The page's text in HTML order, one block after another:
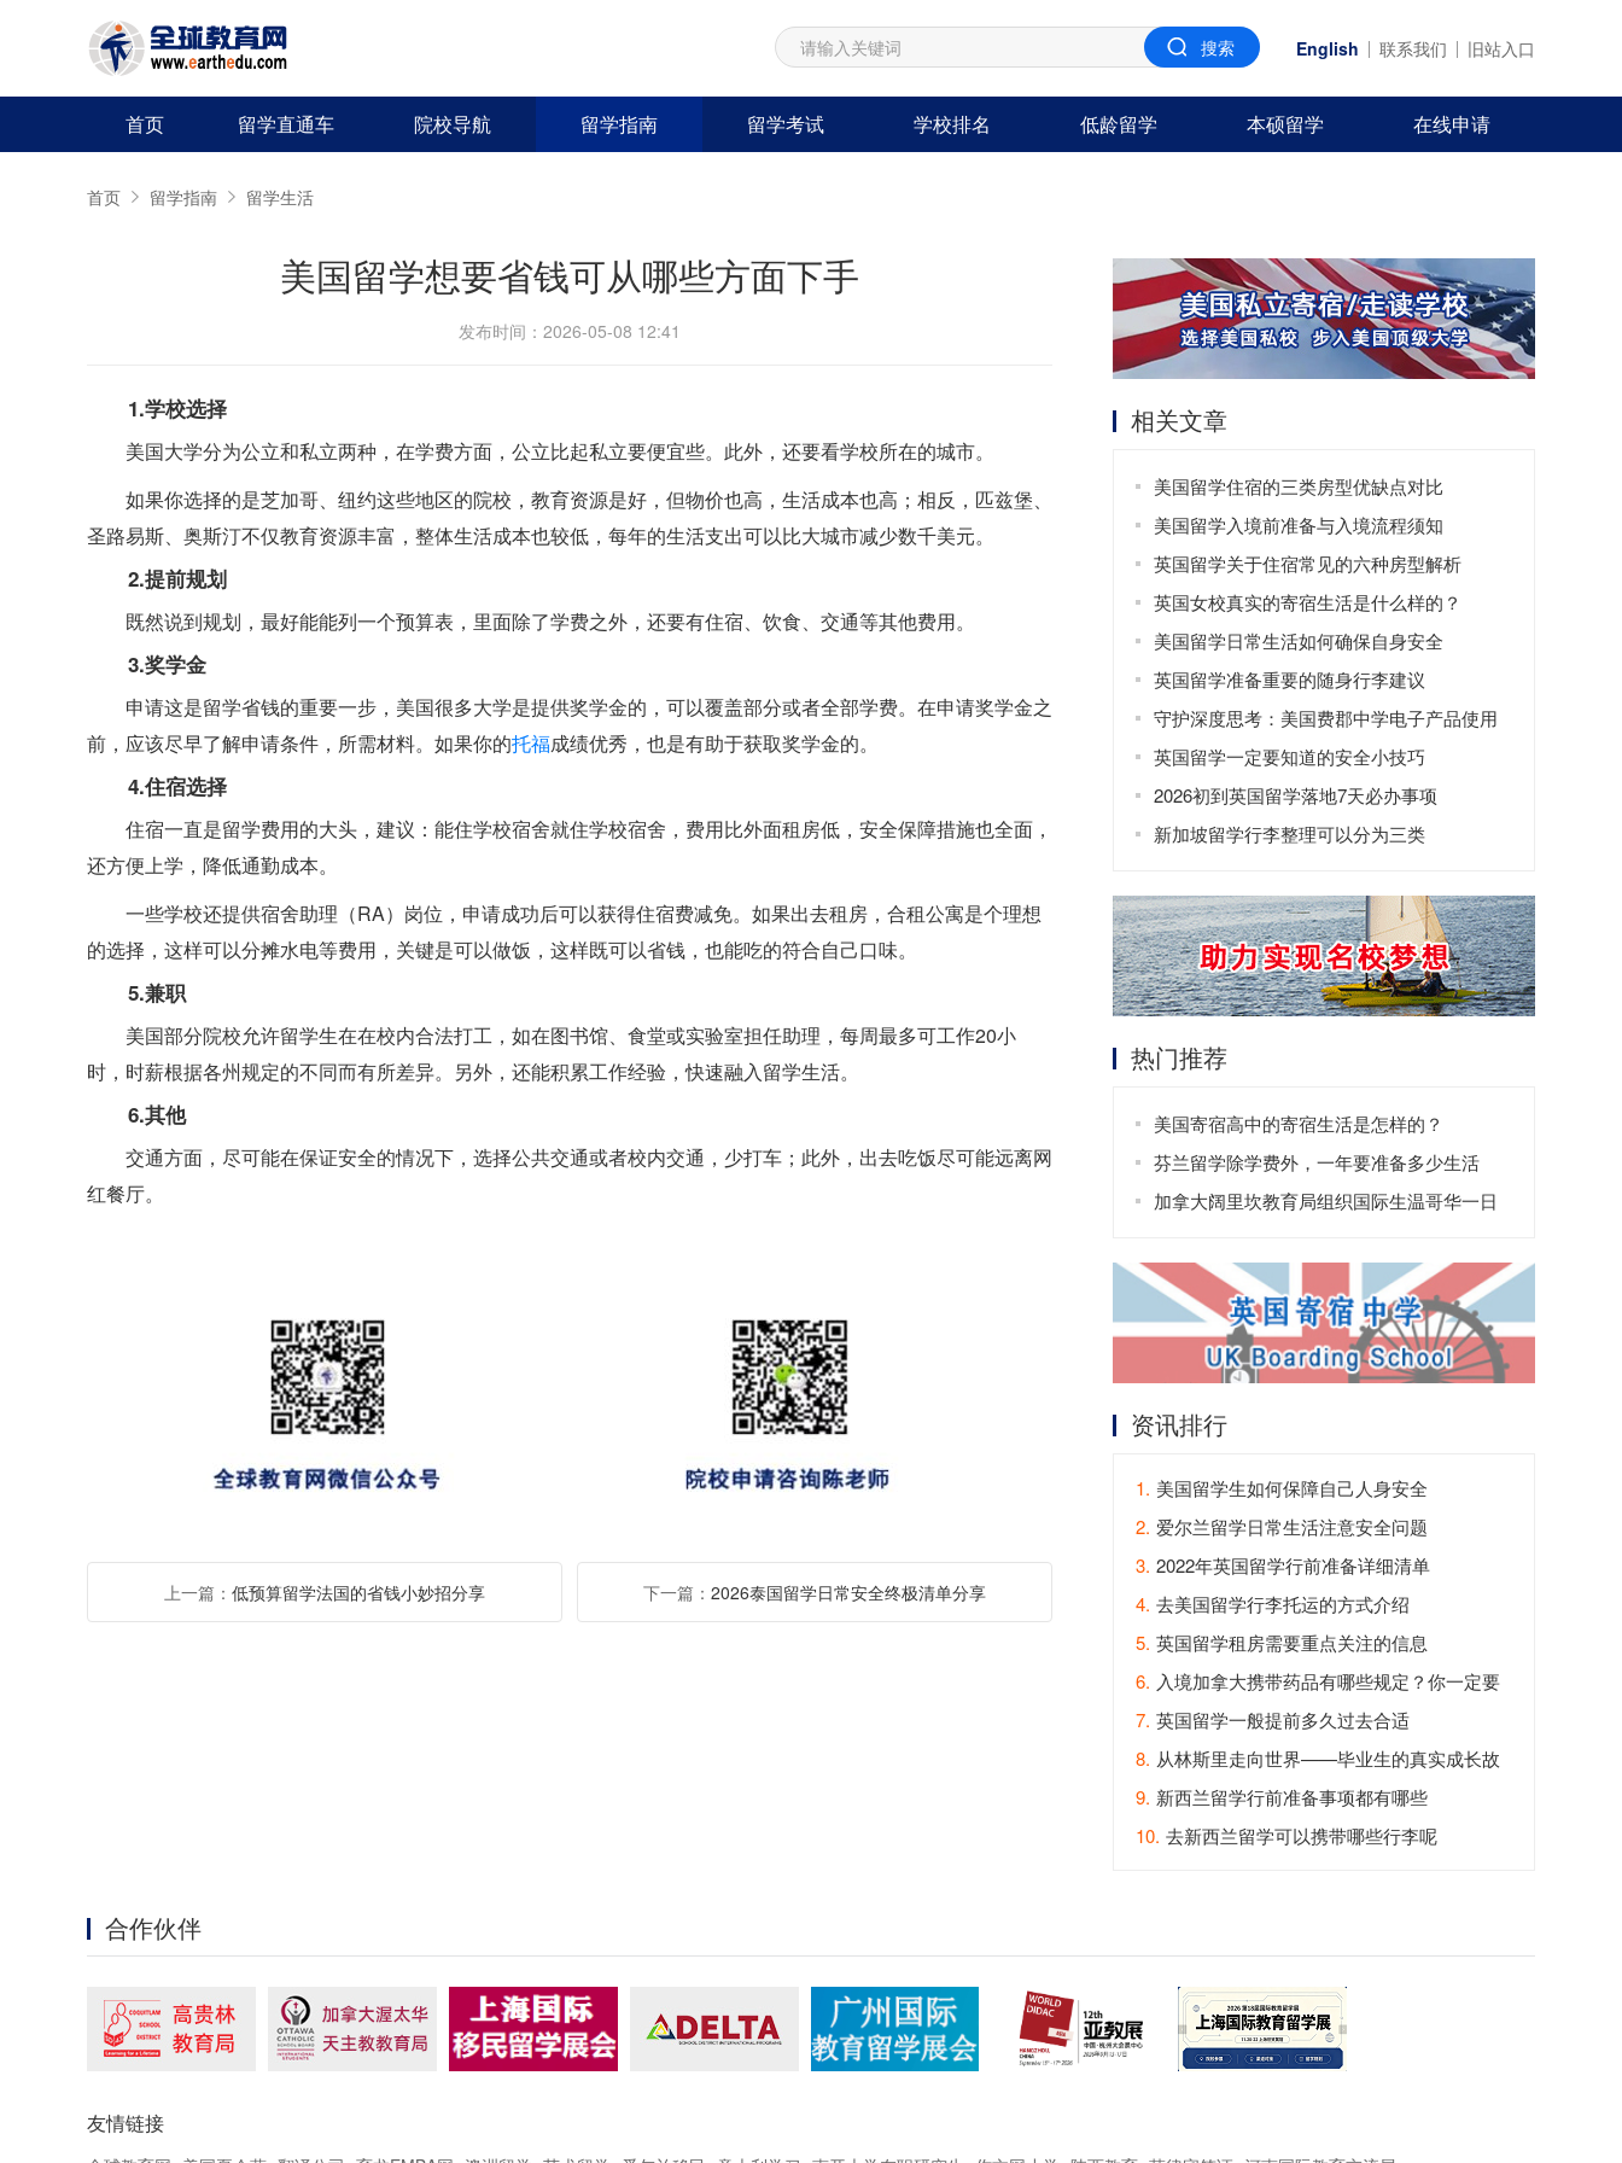
English 联系我们 旧站入口
首页 留学直通车 院校导航 留学指南 留学考试 学校排名 低龄留学 本硕留学 在线申请
首页 留学指南 留学生活
美国留学想要省钱可从哪些方面下手
发布时间：2026-05-08 12:41
1.学校选择
美国大学分为公立和私立两种，在学费方面，公立比起私立要便宜些。此外，还要看学校所在的城市。
如果你选择的是芝加哥、纽约这些地区的院校，教育资源是好，但物价也高，生活成本也高；相反，匹兹堡、
圣路易斯、奥斯汀不仅教育资源丰富，整体生活成本也较低，每年的生活支出可以比大城市减少数千美元。
2.提前规划
既然说到规划，最好能能列一个预算表，里面除了学费之外，还要有住宿、饮食、交通等其他费用。
3.奖学金
申请这是留学省钱的重要一步，美国很多大学是提供奖学金的，可以覆盖部分或者全部学费。在申请奖学金之
前，应该尽早了解申请条件，所需材料。如果你的托福成绩优秀，也是有助于获取奖学金的。
4.住宿选择
住宿一直是留学费用的大头，建议：能住学校宿舍就住学校宿舍，费用比外面租房低，安全保障措施也全面，
还方便上学，降低通勤成本。
一些学校还提供宿舍助理（RA）岗位，申请成功后可以获得住宿费减免。如果出去租房，合租公寓是个理想
的选择，这样可以分摊水电等费用，关键是可以做饭，这样既可以省钱，也能吃的符合自己口味。
5.兼职
美国部分院校允许留学生在在校内合法打工，如在图书馆、食堂或实验室担任助理，每周最多可工作20小
时，时薪根据各州规定的不同而有所差异。另外，还能积累工作经验，快速融入留学生活。
6.其他
交通方面，尽可能在保证安全的情况下，选择公共交通或者校内交通，少打车；此外，出去吃饭尽可能远离网
红餐厅。
上一篇： 低预算留学法国的省钱小妙招分享 下一篇： 2026泰国留学日常安全终极清单分享
相关文章
美国留学住宿的三类房型优缺点对比
美国留学入境前准备与入境流程须知
英国留学关于住宿常见的六种房型解析
英国女校真实的寄宿生活是什么样的？
美国留学日常生活如何确保自身安全
英国留学准备重要的随身行李建议
守护深度思考：美国费郡中学电子产品使用
管理准则
英国留学一定要知道的安全小技巧
2026初到英国留学落地7天必办事项
新加坡留学行李整理可以分为三类
热门推荐
美国寄宿高中的寄宿生活是怎样的？
芬兰留学除学费外，一年要准备多少生活
费？
加拿大阔里坎教育局组织国际生温哥华一日
资讯排行
1. 美国留学生如何保障自己人身安全
2. 爱尔兰留学日常生活注意安全问题
3. 2022年英国留学行前准备详细清单
4. 去美国留学行李托运的方式介绍
5. 英国留学租房需要重点关注的信息
6. 入境加拿大携带药品有哪些规定？你一定要
知道！
7. 英国留学一般提前多久过去合适
8. 从林斯里走向世界——毕业生的真实成长故
事
9. 新西兰留学行前准备事项都有哪些
10. 去新西兰留学可以携带哪些行李呢
合作伙伴
友情链接